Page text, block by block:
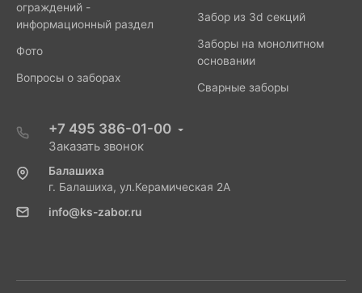
ограждений -
информационный раздел
Фото
Вопросы о заборах
Забор из 3d секций
Заборы на монолитном
основании
Сварные заборы
+7 495 386-01-00
Заказать звонок
Балашиха
г. Балашиха, ул.Керамическая 2А
info@ks-zabor.ru